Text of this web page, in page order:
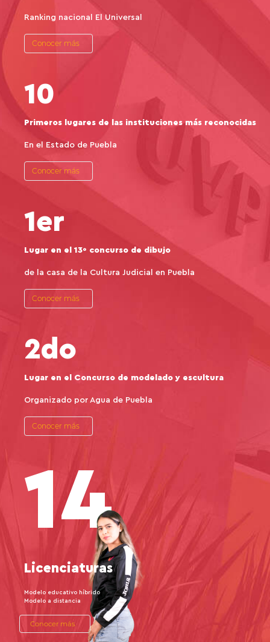
Ranking nacional El Universal
Conocer más
10
Primeros lugares de las instituciones más reconocidas
En el Estado de Puebla
Conocer más
1er
Lugar en el 13º concurso de dibujo
de la casa de la Cultura Judicial en Puebla
Conocer más
2do
Lugar en el Concurso de modelado y escultura
Organizado por Agua de Puebla
Conocer más
14
Licenciaturas
Modelo educativo híbrido
Modelo a distancia
Conocer más